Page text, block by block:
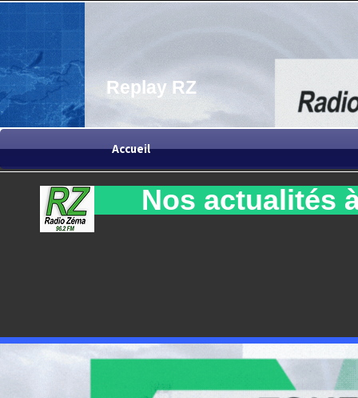
Replay RZ
Accueil
Nos actualités